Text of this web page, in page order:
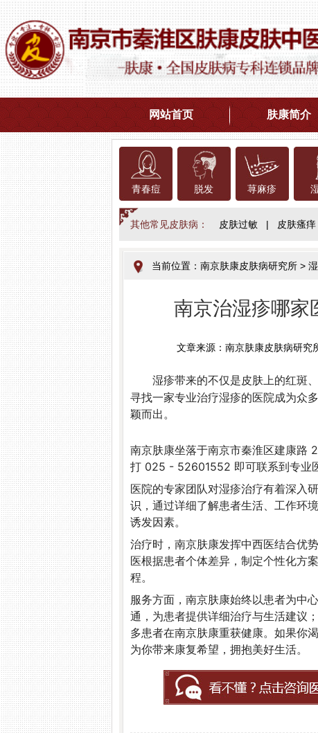
网站首页 肤康简介
青春痘 脱发 荨麻疹
其他常见皮肤病： 皮肤过敏 | 皮肤瘙痒
当前位置： 南京肤康皮肤病研究所 >
南京治湿疹哪家
文章来源：南京肤康皮肤病研究
湿疹带来的不仅是皮肤上的红斑
寻找一家专业治疗湿疹的医院成为众
颖而出。
南京肤康坐落于南京市秦淮区建康路
打 025 - 52601552 即可联系到专业
医院的专家团队对湿疹治疗有着深入
识，通过详细了解患者生活、工作环
诱发因素。
治疗时，南京肤康发挥中西医结合优
医根据患者个体差异，制定个性化方
程。
服务方面，南京肤康始终以患者为中
通，为患者提供详细治疗与生活建议
多患者在南京肤康重获健康。如果你
为你带来康复希望，拥抱美好生活。